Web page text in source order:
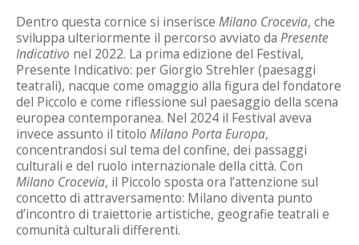
Dentro questa cornice si inserisce Milano Crocevia, che
sviluppa ulteriormente il percorso avviato da Presente
Indicativo nel 2022. La prima edizione del Festival,
Presente Indicativo: per Giorgio Strehler (paesaggi
teatrali), nacque come omaggio alla figura del fondatore
del Piccolo e come riflessione sul paesaggio della scena
europea contemporanea. Nel 2024 il Festival aveva
invece assunto il titolo Milano Porta Europa,
concentrandosi sul tema del confine, dei passaggi
culturali e del ruolo internazionale della città. Con
Milano Crocevia, il Piccolo sposta ora l’attenzione sul
concetto di attraversamento: Milano diventa punto
d’incontro di traiettorie artistiche, geografie teatrali e
comunità culturali differenti.